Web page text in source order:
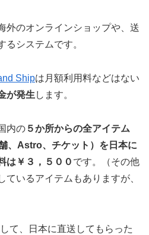
のオンラインショップや、送
るシステムです。
Shipは月額利用料などはない
が発生 します。
内の ５か所からの全アイテム
、Astro、チケット）を日本に
は￥３，５００ です。（その他
ているアイテムもありますが、
て、日本に直送してもらった